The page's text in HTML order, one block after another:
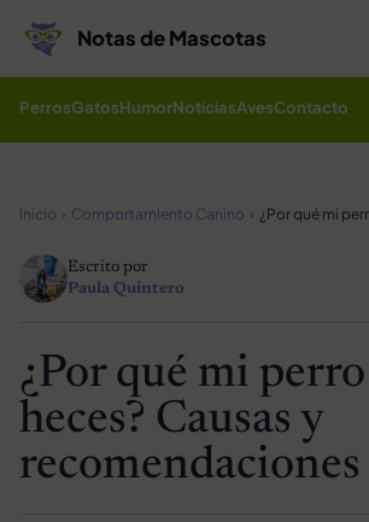
Notas de Mascotas
PerrosGatosHumorNoticiasAvesContacto
Inicio Comportamiento Canino
Escrito por
Paula Quintero
¿Por qué mi
heces? Causas y
recomendaciones